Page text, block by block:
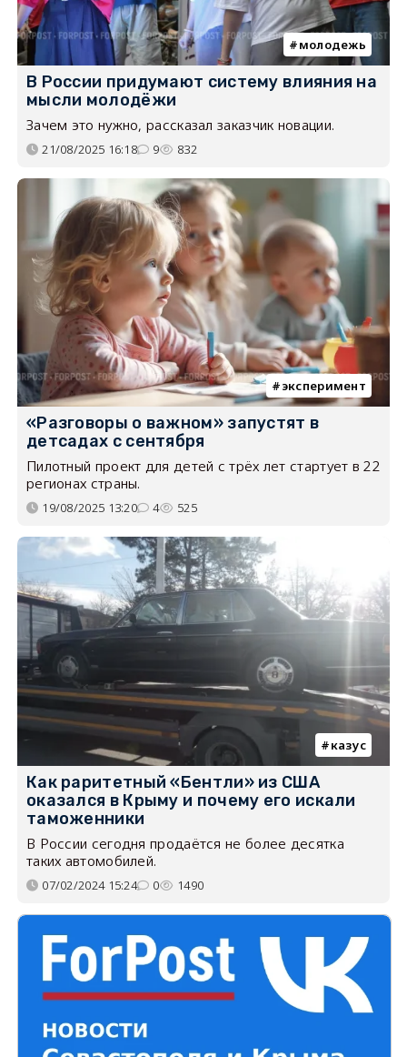
молодежь
В России придумают систему влияния на
мысли молодёжи
Зачем это нужно, рассказал заказчик новации.
21/08/2025 16:18 9 832
эксперимент
«Разговоры о важном» запустят в
детсадах с сентября
Пилотный проект для детей с трёх лет стартует в 22
регионах страны.
19/08/2025 13:20 4 525
казус
Как раритетный «Бентли» из США
оказался в Крыму и почему его искали
таможенники
В России сегодня продаётся не более десятка
таких автомобилей.
07/02/2024 15:24 0 1490